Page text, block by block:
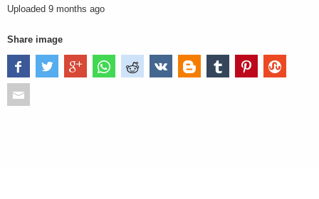
Uploaded 9 months ago
Share image